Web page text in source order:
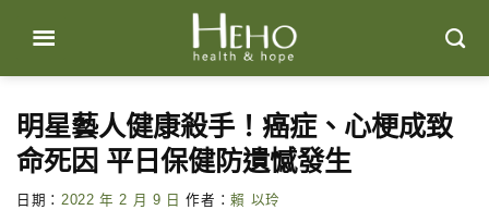
content
明星藝人健康殺手！癌症、心梗成致
命死因 平日保健防遺憾發生
日期： 2022 年 2 月 9 日 作者：賴 以玲